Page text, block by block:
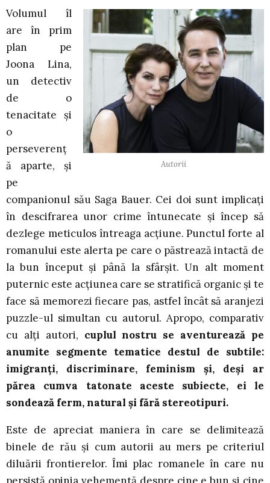
Autorii
Volumul îl
are în prim
plan pe
Joona Lina,
un detectiv
de o
tenacitate și
o
perseverenț
ă aparte, și
pe
companionul său Saga Bauer. Cei doi sunt implicați
în descifrarea unor crime întunecate și încep să
dezlege meticulos întreaga acțiune. Punctul forte al
romanului este alerta pe care o păstrează intactă de
la bun început și până la sfârșit. Un alt moment
puternic este acțiunea care se stratifică organic și te
face să memorezi fiecare pas, astfel încât să aranjezi
puzzle-ul simultan cu autorul. Apropo, comparativ
cu alți autori, cuplul nostru se aventurează pe
anumite segmente tematice destul de subtile:
imigranți, discriminare, feminism și, deși ar
părea cumva tatonate aceste subiecte, ei le
sondează ferm, natural și fără stereotipuri.
Este de apreciat maniera în care se delimitează
binele de rău și cum autorii au mers pe criteriul
diluării frontierelor. Îmi plac romanele în care nu
persistă opinia vehementă despre cine e bun și cine